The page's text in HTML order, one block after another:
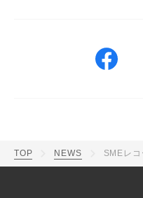
TOP NEWS